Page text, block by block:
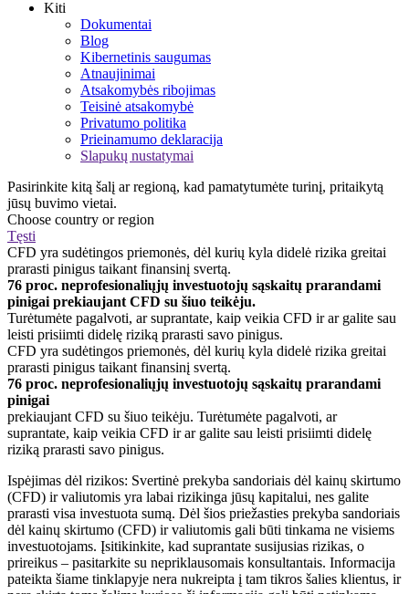
Kiti
Dokumentai
Blog
Kibernetinis saugumas
Atnaujinimai
Atsakomybės ribojimas
Teisinė atsakomybė
Privatumo politika
Prieinamumo deklaracija
Slapukų nustatymai
Pasirinkite kitą šalį ar regioną, kad pamatytumėte turinį, pritaikytą
jūsų buvimo vietai.
Choose country or region
Tęsti
CFD yra sudėtingos priemonės, dėl kurių kyla didelė rizika greitai
prarasti pinigus taikant finansinį svertą.
76 proc. neprofesionaliųjų investuotojų sąskaitų prarandami
pinigai prekiaujant CFD su šiuo teikėju.
Turėtumėte pagalvoti, ar suprantate, kaip veikia CFD ir ar galite sau
leisti prisiimti didelę riziką prarasti savo pinigus.
CFD yra sudėtingos priemonės, dėl kurių kyla didelė rizika greitai
prarasti pinigus taikant finansinį svertą.
76 proc. neprofesionaliųjų investuotojų sąskaitų prarandami
pinigai
prekiaujant CFD su šiuo teikėju. Turėtumėte pagalvoti, ar
suprantate, kaip veikia CFD ir ar galite sau leisti prisiimti didelę
riziką prarasti savo pinigus.
Ispėjimas dėl rizikos: Svertinė prekyba sandoriais dėl kainų skirtumo
(CFD) ir valiutomis yra labai rizikinga jūsų kapitalui, nes galite
prarasti visa investuota sumą. Dėl šios priežasties prekyba sandoriais
dėl kainų skirtumo (CFD) ir valiutomis gali būti tinkama ne visiems
investuotojams. Įsitikinkite, kad suprantate susijusias rizikas, o
prireikus – pasitarkite su nepriklausomais konsultantais. Informacija
pateikta šiame tinklapyje nera nukreipta į tam tikros šalies klientus, ir